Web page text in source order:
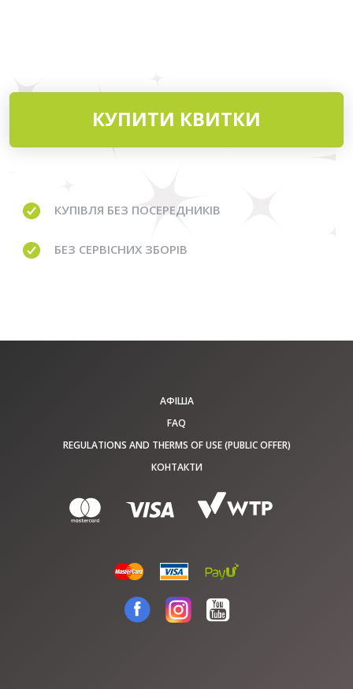
КУПИТИ КВИТКИ
КУПІВЛЯ БЕЗ ПОСЕРЕДНИКІВ
БЕЗ СЕРВІСНИХ ЗБОРІВ
АФІША
FAQ
REGULATIONS AND THERMS OF USE (PUBLIC OFFER)
КОНТАКТИ